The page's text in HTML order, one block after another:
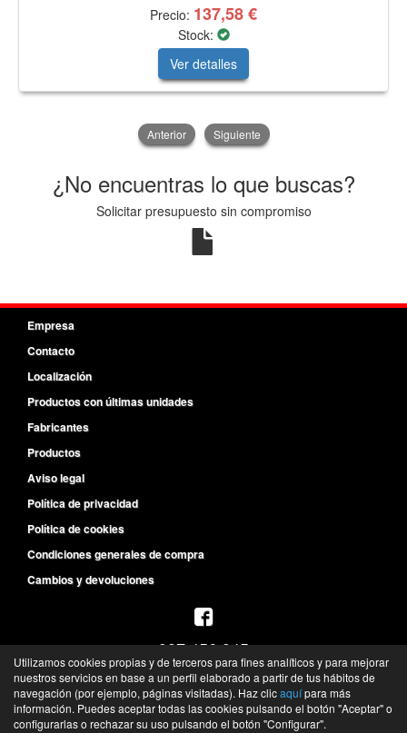
Precio: 137,58 €
Stock:
Ver detalles
Anterior Siguiente
¿No encuentras lo que buscas?
Solicitar presupuesto sin compromiso
Empresa
Contacto
Localización
Productos con últimas unidades
Fabricantes
Productos
Aviso legal
Política de privacidad
Política de cookies
Condiciones generales de compra
Cambios y devoluciones
987 456 945
L-V de 8:30h a 14h y de 15:30h a 19:30h
S de 10h a 13h
©Recambios del Primer Equipo- 2026 -Tienda online de recambios de Gira
Utilizamos cookies propias y de terceros para fines analíticos y para mejorar
nuestros servicios en base a un perfil elaborado a partir de tus hábitos de
navegación (por ejemplo, páginas visitadas). Haz clicaquípara más
información. Puedes aceptar todas las cookies pulsando el botón "Aceptar" o
configurarlas o rechazar su uso pulsando el botón "Configurar".